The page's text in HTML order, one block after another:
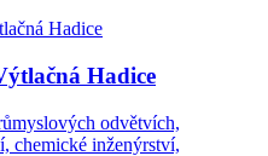
Hadice
odvětvích,
chemické inženýrství,